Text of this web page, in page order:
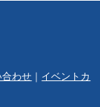
合わせ
イベントカ